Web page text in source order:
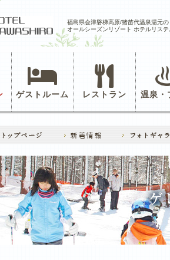
福島県会津磐梯高原/猪苗代温泉湯元の
オールシーズンリゾート ホテルリス
ゲストルーム レストラン 温泉・